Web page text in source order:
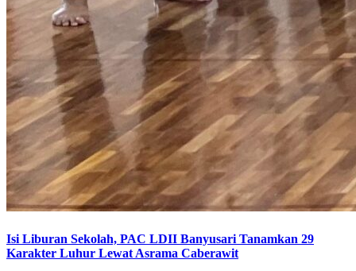
Isi Liburan Sekolah, PAC LDII Banyusari Tanamkan 29
Karakter Luhur Lewat Asrama Caberawit